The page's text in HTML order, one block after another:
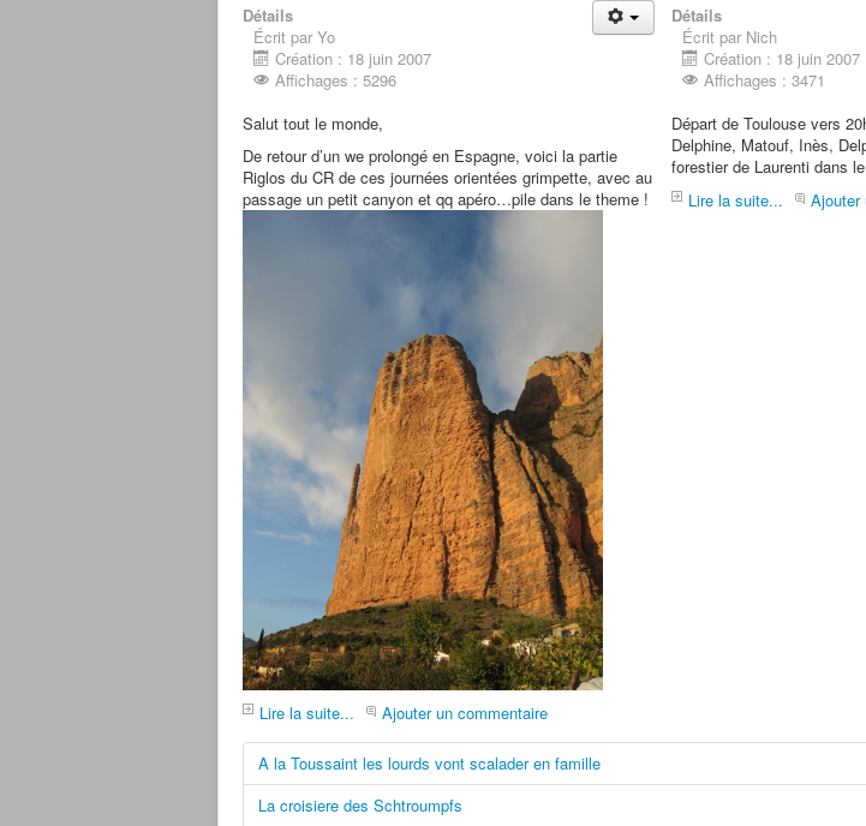
Détails
Écrit par Yo
Création : 18 juin 2007
Affichages : 5296
Salut tout le monde,
De retour d’un we prolongé en Espagne, voici la partie
Riglos du CR de ces journées orientées grimpette, avec au
passage un petit canyon et qq apéro…pile dans le theme !
Lire la suite... Ajouter un commentaire
Détails
Écrit par Nich
Création : 18 juin 2007
Affichages : 3471
Départ de Toulouse vers
Delphine, Matouf, Inès,
forestier de Laurenti dans
Lire la suite...
Ajouter
A la Toussaint les lourds vont scalader en famille
La croisiere des Schtroumpfs